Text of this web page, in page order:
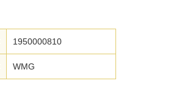
1950000810
WMG